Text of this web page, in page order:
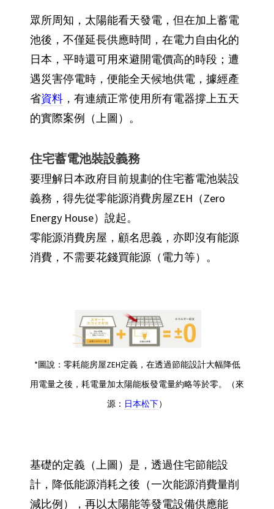
眾所周知，太陽能看天發電，但在加上蓄電
池後，不僅延長供應時間，在電力自由化的
日本，平時還可用來避開電價高的時段；遭
遇災害停電時，便能全天候地供電，據經產
省資料，有連續正常使用所有電器撐上五天
的實際案例（上圖）。
住宅蓄電池裝設義務
要理解日本政府目前規劃的住宅蓄電池裝設
義務，得先從零能源消費房屋ZEH（Zero
Energy House）說起。
零能源消費房屋，顧名思義，亦即沒有能源
消費，不需要花錢買能源（電力等）。
*圖說：零耗能房屋ZEH定義，在透過節能設計大幅降低
用電量之後，耗電量加太陽能板發電量約略等於零。（來
源： 日本松下）
基礎的定義（上圖）是，透過住宅節能設
計，降低能源消耗之後（一次能源消費量削
減比例），再以太陽能等發電設備供應能